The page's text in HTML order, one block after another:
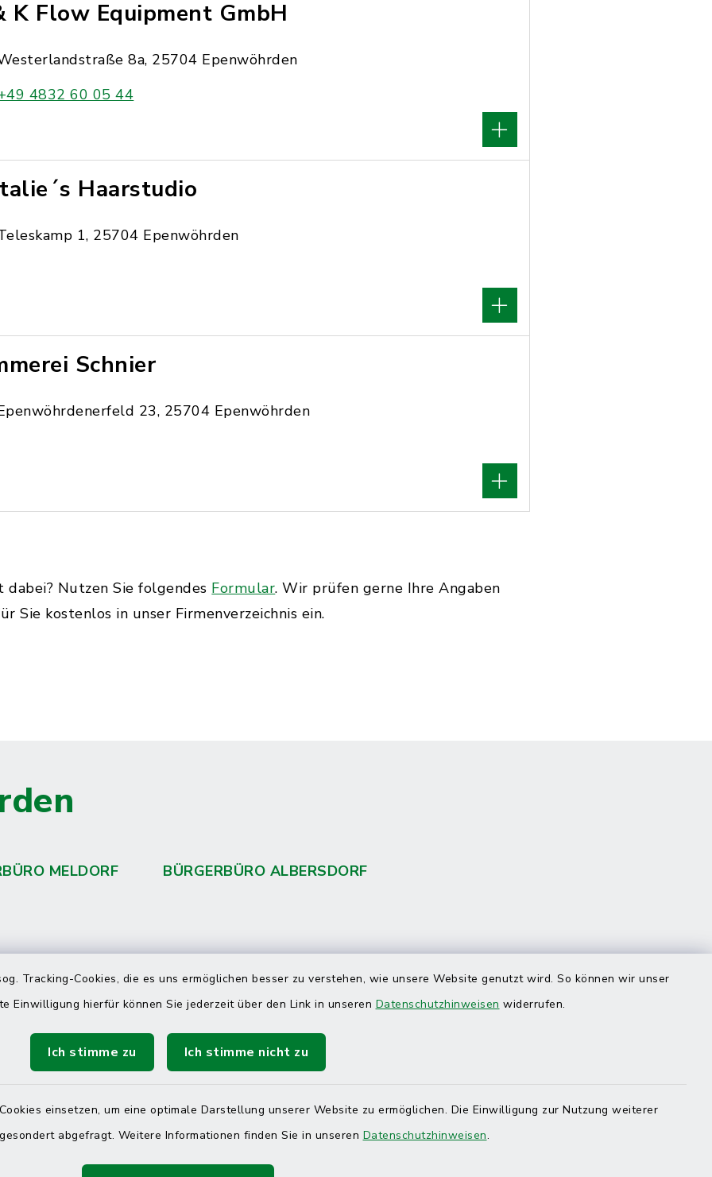
Tracking-Cookies, die es uns ermöglichen besser zu verstehen, wie unsere Website genutzt wird. So können wir unser
Einwilligung hierfür können Sie jederzeit über den Link in unseren Datenschutzhinweisen widerrufen.
Ich stimme zu Ich stimme nicht zu
einsetzen, um eine optimale Darstellung unserer Website zu ermöglichen. Die Einwilligung zur Nutzung weiterer
abgefragt. Weitere Informationen finden Sie in unseren Datenschutzhinweisen.
K Flow Equipment GmbH
8a, 25704 Epenwöhrden
4832 60 05 44
Haarstudio
1, 25704 Epenwöhrden
Schnier
23, 25704 Epenwöhrden
Nutzen Sie folgendes Formular. Wir prüfen gerne Ihre Angaben
Sie kostenlos in unser Firmenverzeichnis ein.
MELDORF BÜRGERBÜRO ALBERSDORF
Erreichbarkeit per
08:00 Uhr – 12:00 Uhr
14:00 Uhr – 16:00 Uhr
08:00 Uhr – 12:00 Uhr